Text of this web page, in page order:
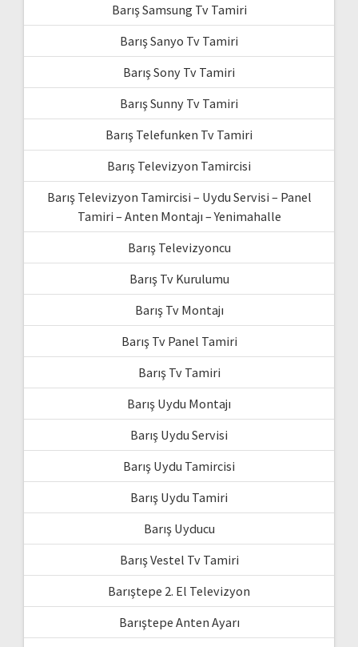
Barış Samsung Tv Tamiri
Barış Sanyo Tv Tamiri
Barış Sony Tv Tamiri
Barış Sunny Tv Tamiri
Barış Telefunken Tv Tamiri
Barış Televizyon Tamircisi
Barış Televizyon Tamircisi – Uydu Servisi – Panel
Tamiri – Anten Montajı – Yenimahalle
Barış Televizyoncu
Barış Tv Kurulumu
Barış Tv Montajı
Barış Tv Panel Tamiri
Barış Tv Tamiri
Barış Uydu Montajı
Barış Uydu Servisi
Barış Uydu Tamircisi
Barış Uydu Tamiri
Barış Uyducu
Barış Vestel Tv Tamiri
Barıştepe 2. El Televizyon
Barıştepe Anten Ayarı